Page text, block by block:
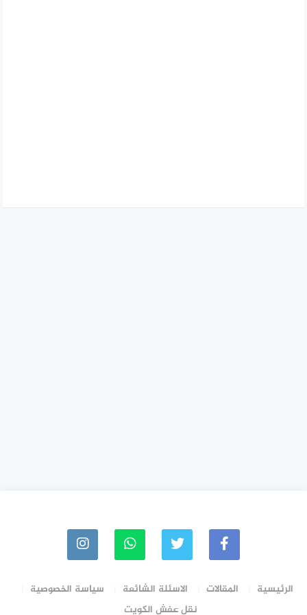
الرئيسية المقالات الاسئلة الشائعة
سياسة الخصوصية
نقل عفش الكويت